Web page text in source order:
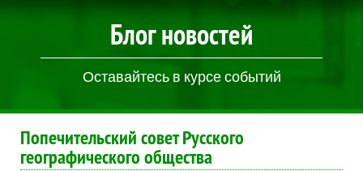
Блог новостей
Оставайтесь в курсе событий
Попечительский совет Русского
географического общества